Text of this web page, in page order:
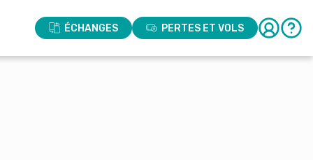
ÉCHANGES PERTES ET VOLS